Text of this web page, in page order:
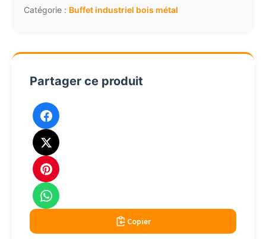
métal
grange
3494
Catégorie : Buffet industriel bois métal
Partager ce produit
Copier